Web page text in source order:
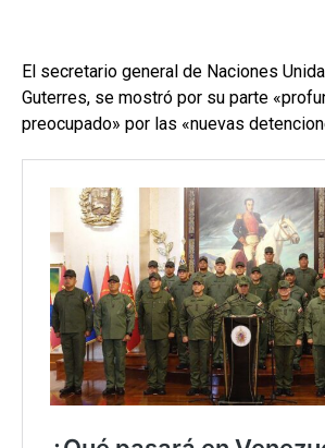
El secretario general de Naciones
Guterres, se mostró por su parte
preocupado» por las «nuevas